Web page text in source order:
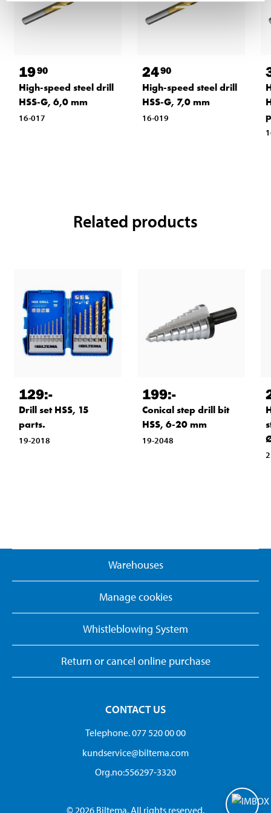
1990
High-speed steel drill
HSS-G, 6,0 mm
16-017
2490
High-speed steel drill
HSS-G, 7,0 mm
16-019
Related products
129:-
Drill set HSS, 15
parts.
19-2018
199:-
Conical step drill bit
HSS, 6-20 mm
19-2048
Warehouses
Manage cookies
Whistleblowing System
Return or cancel online purchase
CONTACT US
Telephone. 077 520 00 00
kundservice@biltema.com
Org.no:556297-3320
© 2026 Biltema. All rights reserved.